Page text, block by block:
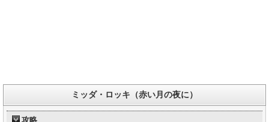
ミッダ・ロッキ（赤い月の夜に）
攻略